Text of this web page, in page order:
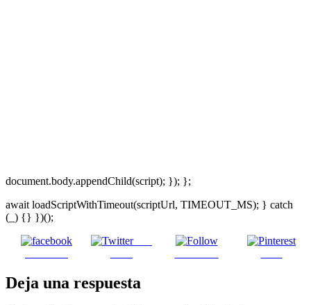
document.body.appendChild(script); }); };
await loadScriptWithTimeout(scriptUrl, TIMEOUT_MS); } catch
(_) {} })();
Post
Deja una respuesta